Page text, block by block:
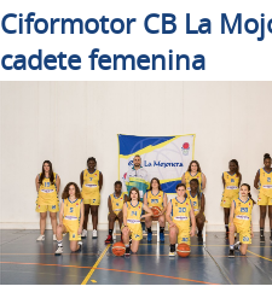
Ciformotor CB La
cadete femenina